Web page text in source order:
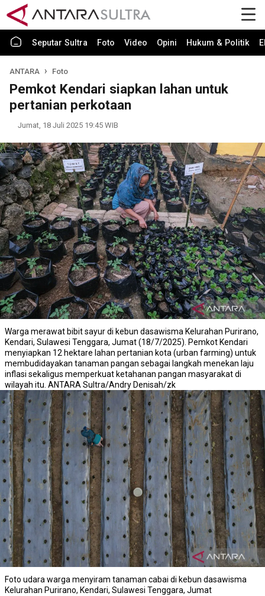
Seputar Sultra Foto Video Opini Hukum & Politik
ANTARA Foto
Pemkot Kendari siapkan lahan untuk
pertanian perkotaan
Jumat, 18 Juli 2025 19:45 WIB
Warga merawat bibit sayur di kebun dasawisma Kelurahan Purirano,
Kendari, Sulawesi Tenggara, Jumat (18/7/2025). Pemkot Kendari
menyiapkan 12 hektare lahan pertanian kota (urban farming) untuk
membudidayakan tanaman pangan sebagai langkah menekan laju
inflasi sekaligus memperkuat ketahanan pangan masyarakat di
wilayah itu. ANTARA Sultra/Andry Denisah/zk
Foto udara warga menyiram tanaman cabai di kebun dasawisma
Kelurahan Purirano, Kendari, Sulawesi Tenggara, Jumat